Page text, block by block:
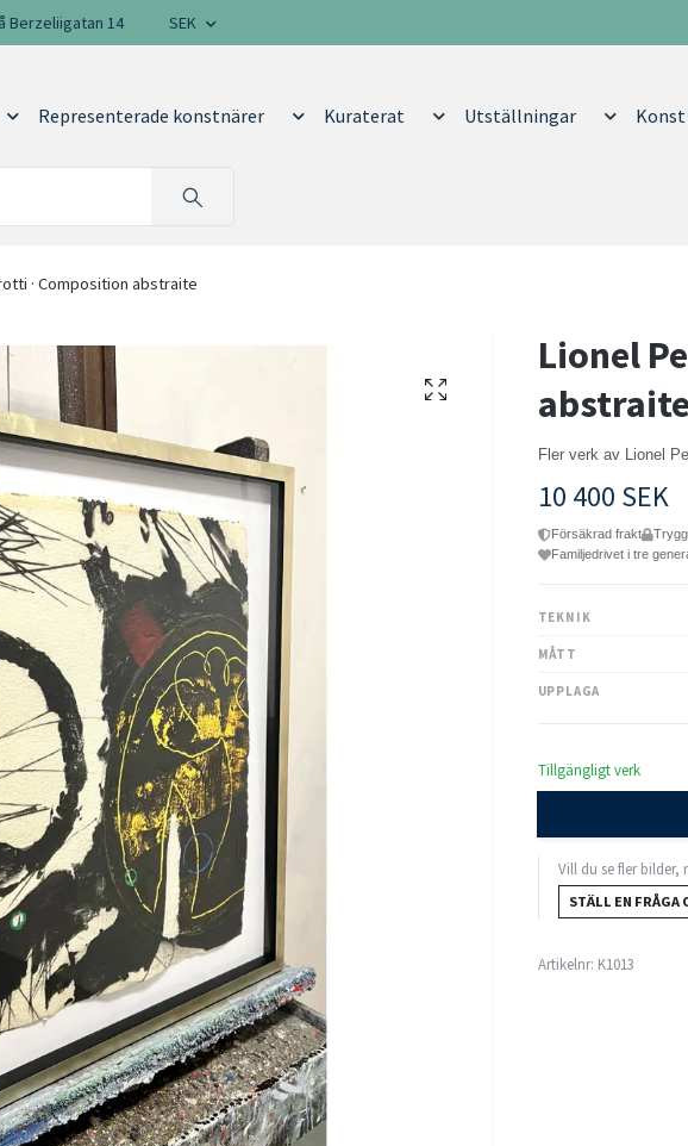
Berzeliigatan 14 SEK
Representerade konstnärer Kuraterat Utställningar
· Composition abstraite
Lionel
abstraite
Fler verk av Lionel
10 400 SEK
Försäkrad frakt
Familjedrivet i tre
TEKNIK
MÅTT
UPPLAGA
Tillgängligt verk
Vill du se fler bilder,
STÄLL EN FRÅGA
Artikelnr: K1013